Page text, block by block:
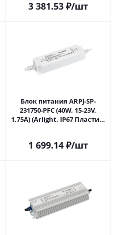
3 381.53₽/шт
Блок питания ARPJ-SP-
231750-PFC (40W, 15-23V,
1.75A) (Arlight, IP67 Пластик,
1 699.14₽/шт